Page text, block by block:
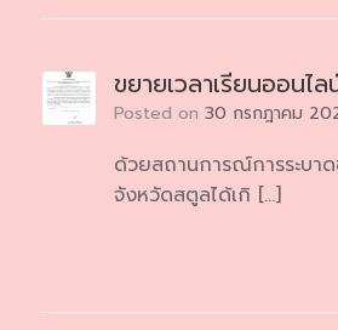
ขยายเวลาเรียนออนไล
Posted on 30 กรกฎาคม
ด้วยสถานการณ์การระบาด
จังหวัดสตูลได้เกิ […]